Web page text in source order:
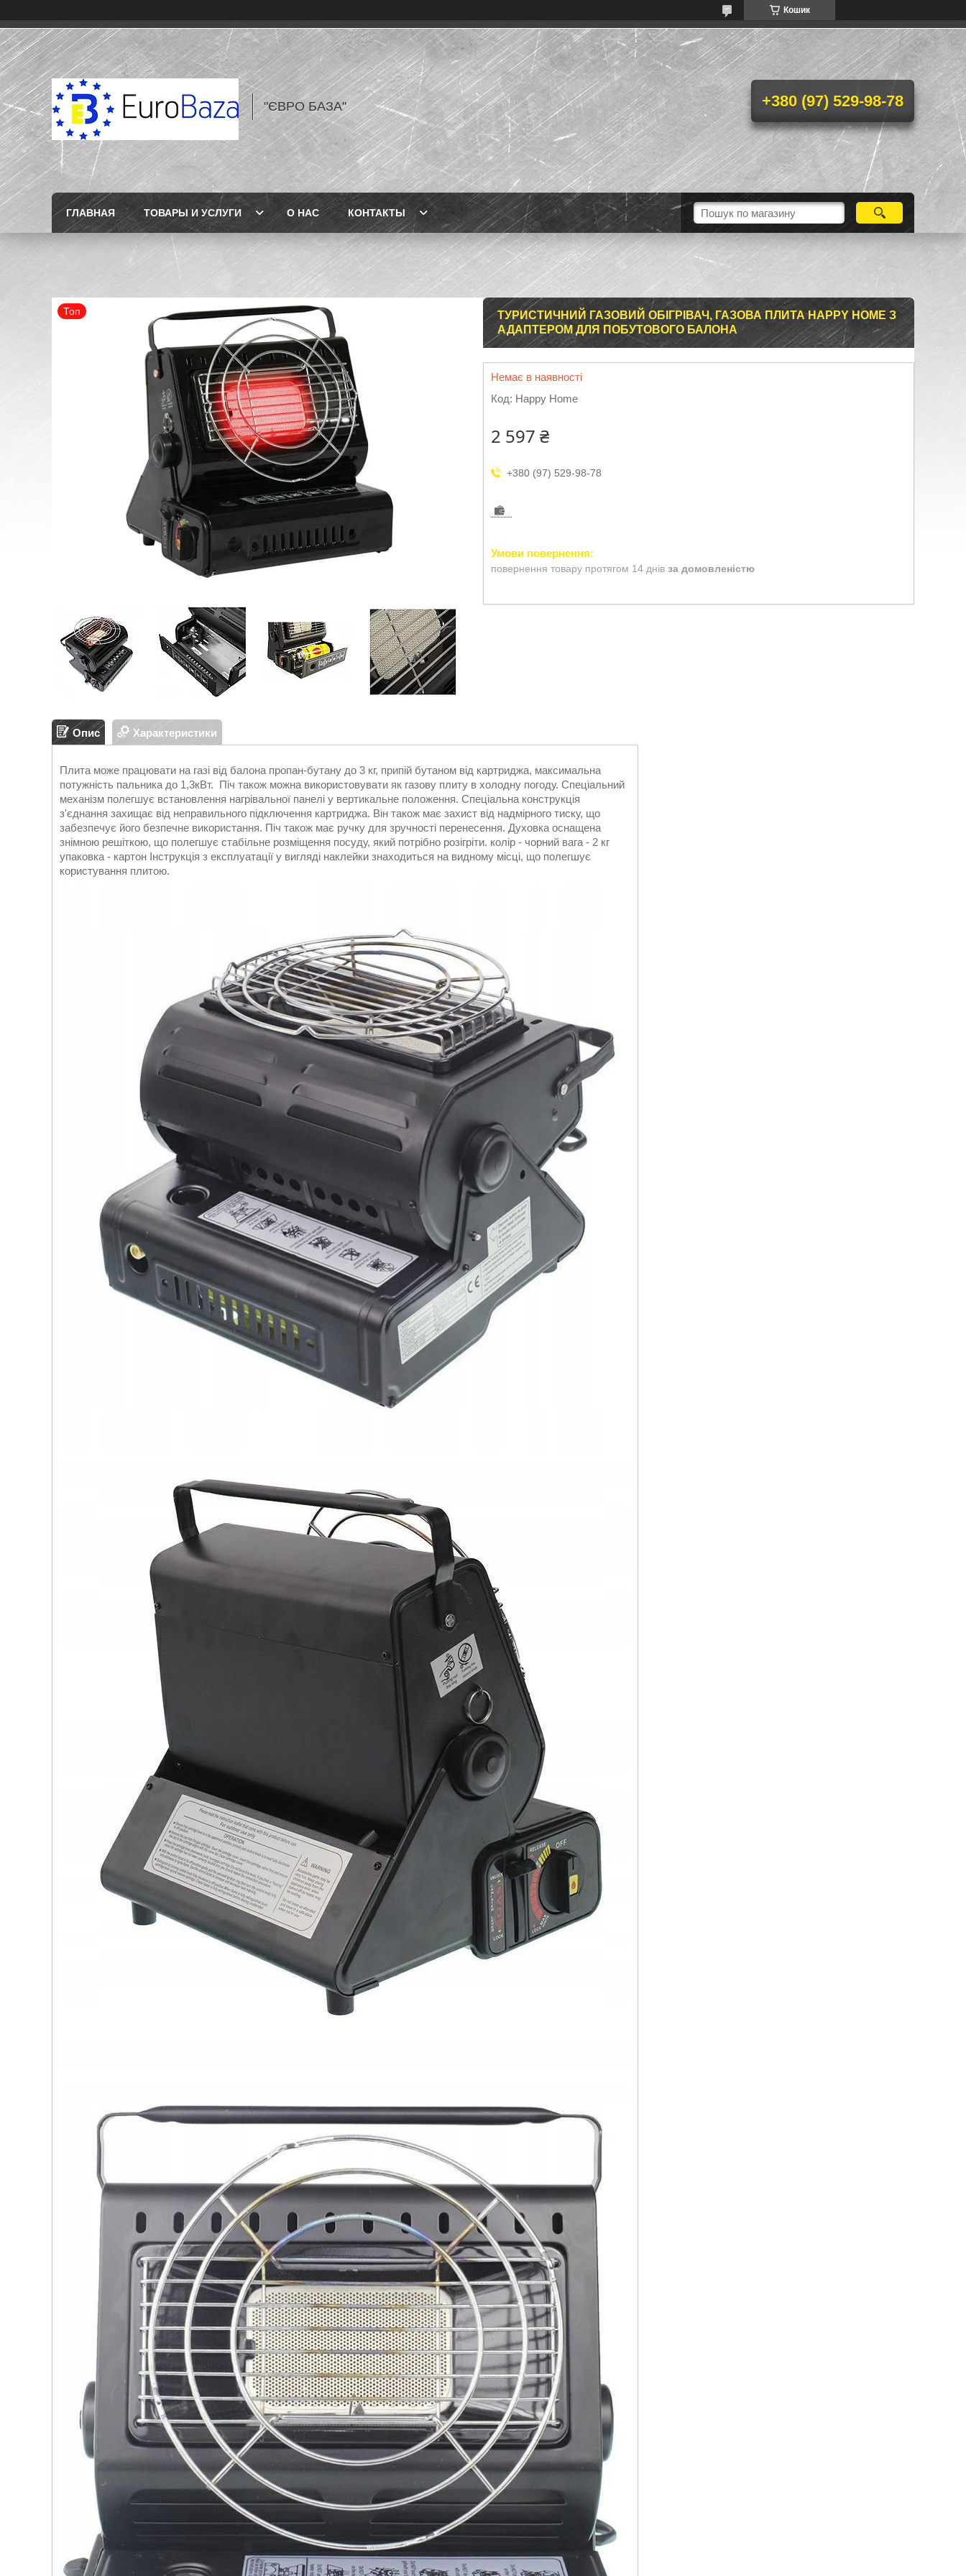
Кошик
"ЄВРО БАЗА" +380 (97) 529-98-78
ГЛАВНАЯ ТОВАРЫ И УСЛУГИ О НАС КОНТАКТЫ
Топ
ТУРИСТИЧНИЙ ГАЗОВИЙ ОБІГРІВАЧ, ГАЗОВА ПЛИТА HAPPY HOME З
АДАПТЕРОМ ДЛЯ ПОБУТОВОГО БАЛОНА
Немає в наявності
Код: Happy Home
2 597 ₴
+380 (97) 529-98-78
повернення товару протягом 14 днів за домовленістю
Опис Характеристики
Плита може працювати на газі від балона пропан-бутану до 3 кг, припій бутаном від картриджа, максимальна
потужність пальника до 1,3кВт. Піч також можна використовувати як газову плиту в холодну погоду. Спеціальний
механізм полегшує встановлення нагрівальної панелі у вертикальне положення. Спеціальна конструкція
з'єднання захищає від неправильного підключення картриджа. Він також має захист від надмірного тиску, що
забезпечує його безпечне використання. Піч також має ручку для зручності перенесення. Духовка оснащена
знімною решіткою, що полегшує стабільне розміщення посуду, який потрібно розігріти. колір - чорний вага - 2 кг
упаковка - картон Інструкція з експлуатації у вигляді наклейки знаходиться на видному місці, що полегшує
користування плитою.